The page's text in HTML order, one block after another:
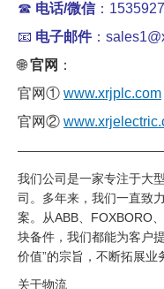
☎ 电话/微信：
📧 电子邮件：
🌐官网 ：
官网① www.xrjplc.com
官网②
我们公司是一家专注于大
司。多年来，我们一直致
案。从ABB、FOXBORO
块备件，我们都能为客户
价值”的宗旨，不断拓展业
关于物流